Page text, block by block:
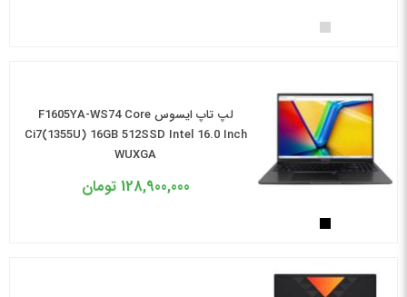
لپ تاپ ایسوس F1605YA-WS74 Core
Ci7(1355U) 16GB 512SSD Intel 16.0 Inch
WUXGA
128,900,000 تومان